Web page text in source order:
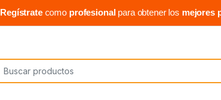
Regístratecomo profesionalpara obtener los mejores